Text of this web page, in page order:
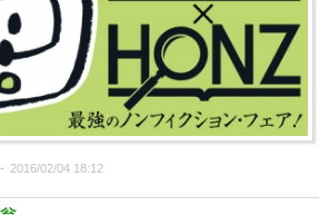
2016/02/04 18:12